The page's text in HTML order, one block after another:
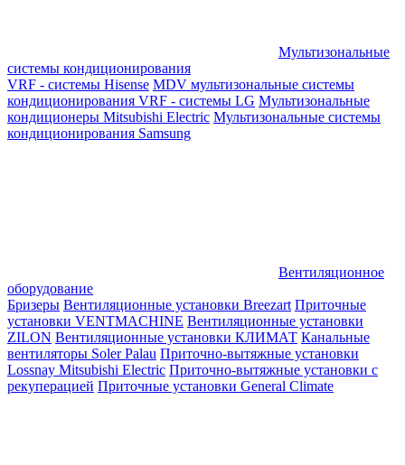
Мультизональные
системы кондиционирования
VRF - системы Hisense MDV мультизональные системы
кондиционирования VRF - системы LG Мультизональные
кондиционеры Mitsubishi Electric Мультизональные системы
кондиционирования Samsung
Вентиляционное
оборудование
Бризеры Вентиляционные установки Breezart Приточные
установки VENTMACHINE Вентиляционные установки
ZILON Вентиляционные установки КЛИМАТ Канальные
вентиляторы Soler Palau Приточно-вытяжные установки
Lossnay Mitsubishi Electric Приточно-вытяжные установки с
рекуперацией Приточные установки General Climate